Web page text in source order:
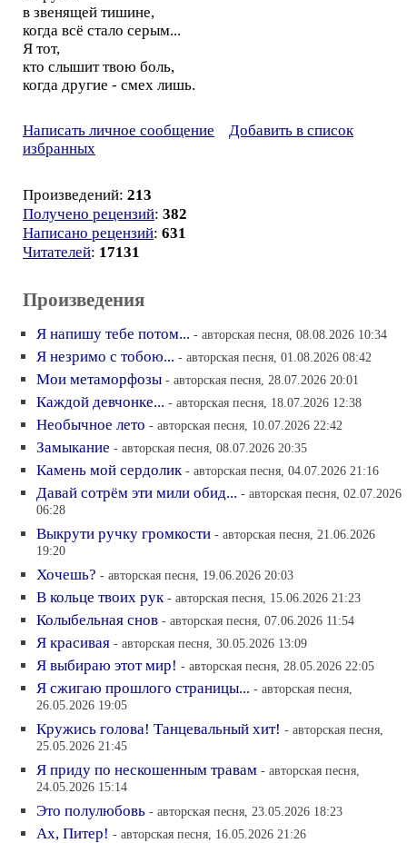
в звенящей тишине,
когда всё стало серым...
Я тот,
кто слышит твою боль,
когда другие - смех лишь.
Написать личное сообщение
Добавить в список
избранных
Произведений: 213
Получено рецензий: 382
Написано рецензий: 631
Читателей: 17131
Произведения
Я напишу тебе потом... - авторская песня, 08.08.2026 10:34
Я незримо с тобою... - авторская песня, 01.08.2026 08:42
Мои метаморфозы - авторская песня, 28.07.2026 20:01
Каждой девчонке... - авторская песня, 18.07.2026 12:38
Необычное лето - авторская песня, 10.07.2026 22:42
Замыкание - авторская песня, 08.07.2026 20:35
Камень мой сердолик - авторская песня, 04.07.2026 21:16
Давай сотрём эти мили обид... - авторская песня, 02.07.2026
06:28
Выкрути ручку громкости - авторская песня, 21.06.2026
19:20
Хочешь? - авторская песня, 19.06.2026 20:03
В кольце твоих рук - авторская песня, 15.06.2026 21:23
Колыбельная снов - авторская песня, 07.06.2026 11:54
Я красивая - авторская песня, 30.05.2026 13:09
Я выбираю этот мир! - авторская песня, 28.05.2026 22:05
Я сжигаю прошлого страницы... - авторская песня,
26.05.2026 19:05
Кружись голова! Танцевальный хит! - авторская песня,
25.05.2026 21:45
Я приду по нескошенным травам - авторская песня,
24.05.2026 15:14
Это полулюбовь - авторская песня, 23.05.2026 18:23
Ах, Питер! - авторская песня, 16.05.2026 21:26